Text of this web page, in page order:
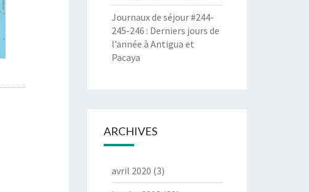
Journaux de séjour #244-
245-246 : Derniers jours de
l’année à Antigua et
Pacaya
ARCHIVES
avril 2020 (3)